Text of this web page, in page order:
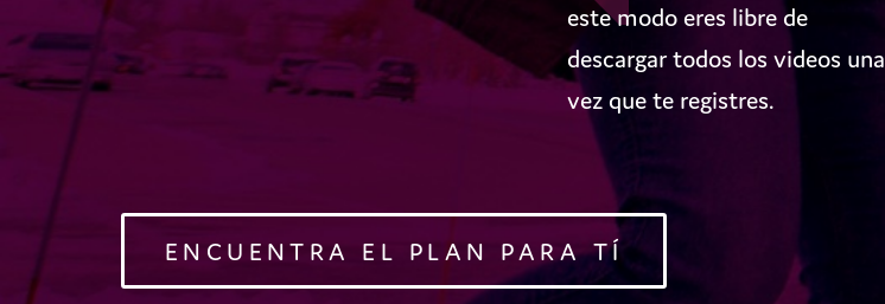
este modo eres libre de
descargar todos los videos una
vez que te registres.
ENCUENTRA EL PLAN PARA TÍ